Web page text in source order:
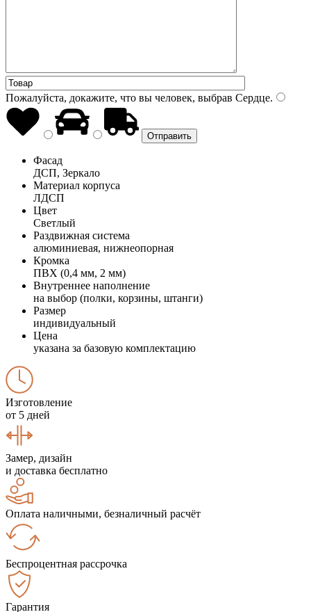
Пожалуйста, докажите, что вы человек, выбрав Сердце.
Фасад
ДСП, Зеркало
Материал корпуса
ЛДСП
Цвет
Светлый
Раздвижная система
алюминиевая, нижнеопорная
Кромка
ПВХ (0,4 мм, 2 мм)
Внутреннее наполнение
на выбор (полки, корзины, штанги)
Размер
индивидуальный
Цена
указана за базовую комплектацию
Изготовление
от 5 дней
Замер, дизайн
и доставка бесплатно
Оплата наличными, безналичный расчёт
Беспроцентная рассрочка
Гарантия